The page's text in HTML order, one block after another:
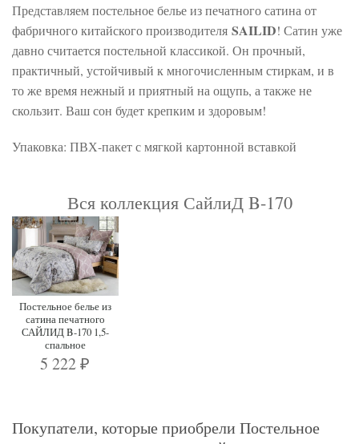
Представляем постельное белье из печатного сатина от
фабричного китайского производителя SAILID! Сатин уже
давно считается постельной классикой. Он прочный,
практичный, устойчивый к многочисленным стиркам, и в
то же время нежный и приятный на ощупь, а также не
скользит. Ваш сон будет крепким и здоровым!
Упаковка: ПВХ-пакет с мягкой картонной вставкой
Вся коллекция СайлиД B-170
Постельное белье из
сатина печатного
САЙЛИД B-170 1,5-
спальное
5 222₽
Покупатели, которые приобрели Постельное